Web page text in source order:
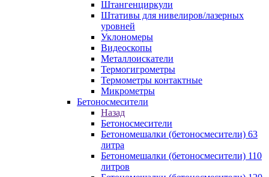
Штангенциркули
Штативы для нивелиров/лазерных
уровней
Уклономеры
Видеоскопы
Металлоискатели
Термогигрометры
Термометры контактные
Микрометры
Бетоносмесители
Назад
Бетоносмесители
Бетономешалки (бетоносмесители) 63
литра
Бетономешалки (бетоносмесители) 110
литров